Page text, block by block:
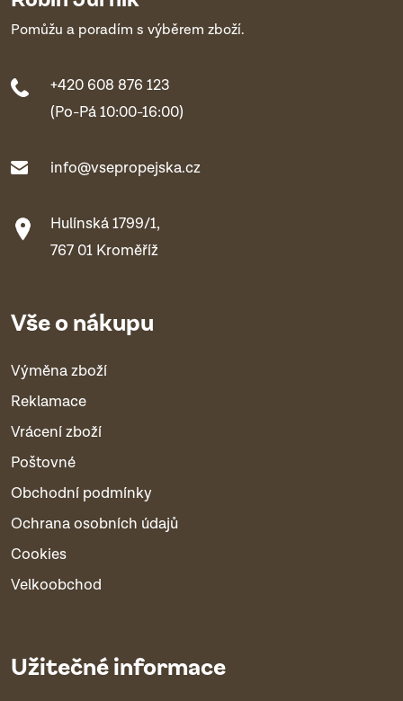
Pomůžu a poradím s výběrem zboží.
+420 608 876 123
(Po-Pá 10:00-16:00)
info@vsepropejska.cz
Hulínská 1799/1,
767 01 Kroměříž
Vše o nákupu
Výměna zboží
Reklamace
Vrácení zboží
Poštovné
Obchodní podmínky
Ochrana osobních údajů
Cookies
Velkoobchod
Užitečné informace